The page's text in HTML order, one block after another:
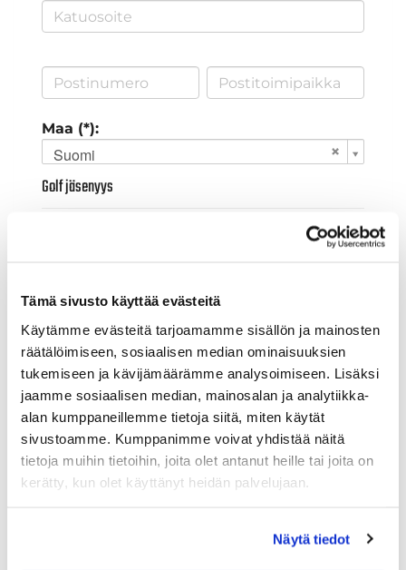
Tämä sivusto käyttää evästeitä
Käytämme evästeitä tarjoamamme sisällön ja mainosten
räätälöimiseen, sosiaalisen median ominaisuuksien
tukemiseen ja kävijämäärämme analysoimiseen. Lisäksi
jaamme sosiaalisen median, mainosalan ja analytiikka-
alan kumppaneillemme tietoja siitä, miten käytät
sivustoamme. Kumppanimme voivat yhdistää näitä
tietoja muihin tietoihin, joita olet antanut heille tai joita on
kerätty, kun olet käyttänyt heidän palvelujaan.
Näytä tiedot
Maa (*):
Suomi
Golf jäsenyys
Lisätiedot
Syntymäaika: (*)